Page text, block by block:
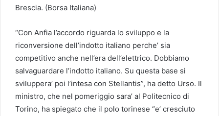
Brescia. (Borsa Italiana)
“Con Anfia l’accordo riguarda lo sviluppo e la
riconversione dell’indotto italiano perche’ sia
competitivo anche nell’era dell’elettrico. Dobbiamo
salvaguardare l’indotto italiano. Su questa base si
sviluppera’ poi l’intesa con Stellantis”, ha detto Urso. Il
ministro, che nel pomeriggio sara’ al Politecnico di
Torino, ha spiegato che il polo torinese “e’ cresciuto